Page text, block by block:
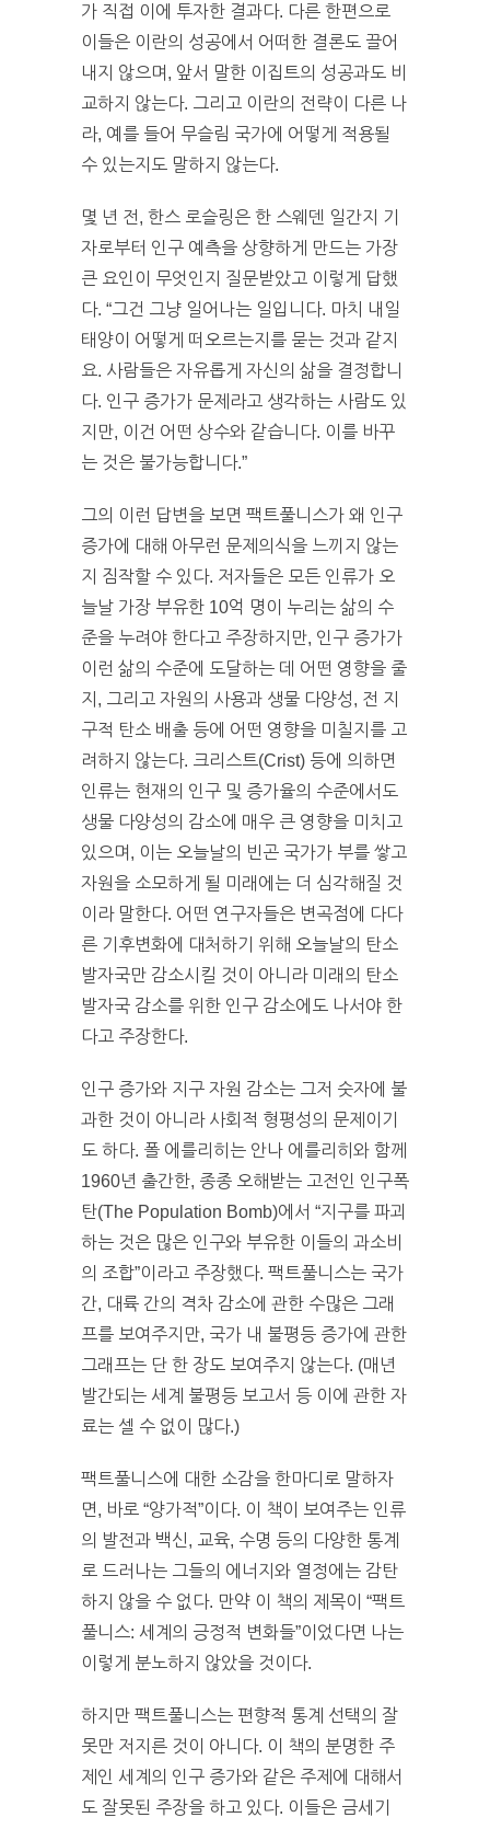
가 직접 이에 투자한 결과다. 다른 한편으로
이들은 이란의 성공에서 어떠한 결론도 끌어
내지 않으며, 앞서 말한 이집트의 성공과도 비
교하지 않는다. 그리고 이란의 전략이 다른 나
라, 예를 들어 무슬림 국가에 어떻게 적용될
수 있는지도 말하지 않는다.
몇 년 전, 한스 로슬링은 한 스웨덴 일간지 기
자로부터 인구 예측을 상향하게 만드는 가장
큰 요인이 무엇인지 질문받았고 이렇게 답했
다. “그건 그냥 일어나는 일입니다. 마치 내일
태양이 어떻게 떠오르는지를 묻는 것과 같지
요. 사람들은 자유롭게 자신의 삶을 결정합니
다. 인구 증가가 문제라고 생각하는 사람도 있
지만, 이건 어떤 상수와 같습니다. 이를 바꾸
는 것은 불가능합니다.”
그의 이런 답변을 보면 팩트풀니스가 왜 인구
증가에 대해 아무런 문제의식을 느끼지 않는
지 짐작할 수 있다. 저자들은 모든 인류가 오
늘날 가장 부유한 10억 명이 누리는 삶의 수
준을 누려야 한다고 주장하지만, 인구 증가가
이런 삶의 수준에 도달하는 데 어떤 영향을 줄
지, 그리고 자원의 사용과 생물 다양성, 전 지
구적 탄소 배출 등에 어떤 영향을 미칠지를 고
려하지 않는다. 크리스트(Crist) 등에 의하면
인류는 현재의 인구 및 증가율의 수준에서도
생물 다양성의 감소에 매우 큰 영향을 미치고
있으며, 이는 오늘날의 빈곤 국가가 부를 쌓고
자원을 소모하게 될 미래에는 더 심각해질 것
이라 말한다. 어떤 연구자들은 변곡점에 다다
른 기후변화에 대처하기 위해 오늘날의 탄소
발자국만 감소시킬 것이 아니라 미래의 탄소
발자국 감소를 위한 인구 감소에도 나서야 한
다고 주장한다.
인구 증가와 지구 자원 감소는 그저 숫자에 불
과한 것이 아니라 사회적 형평성의 문제이기
도 하다. 폴 에를리히는 안나 에를리히와 함께
1960년 출간한, 종종 오해받는 고전인 인구폭
탄(The Population Bomb)에서 “지구를 파괴
하는 것은 많은 인구와 부유한 이들의 과소비
의 조합”이라고 주장했다. 팩트풀니스는 국가
간, 대륙 간의 격차 감소에 관한 수많은 그래
프를 보여주지만, 국가 내 불평등 증가에 관한
그래프는 단 한 장도 보여주지 않는다. (매년
발간되는 세계 불평등 보고서 등 이에 관한 자
료는 셀 수 없이 많다.)
팩트풀니스에 대한 소감을 한마디로 말하자
면, 바로 “양가적”이다. 이 책이 보여주는 인류
의 발전과 백신, 교육, 수명 등의 다양한 통계
로 드러나는 그들의 에너지와 열정에는 감탄
하지 않을 수 없다. 만약 이 책의 제목이 “팩트
풀니스: 세계의 긍정적 변화들”이었다면 나는
이렇게 분노하지 않았을 것이다.
하지만 팩트풀니스는 편향적 통계 선택의 잘
못만 저지른 것이 아니다. 이 책의 분명한 주
제인 세계의 인구 증가와 같은 주제에 대해서
도 잘못된 주장을 하고 있다. 이들은 금세기